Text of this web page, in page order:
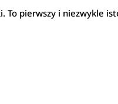
To pierwszy i niezwykle